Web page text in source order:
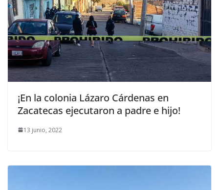
¡En la colonia Lázaro Cárdenas en
Zacatecas ejecutaron a padre e hijo!
13 junio, 2022